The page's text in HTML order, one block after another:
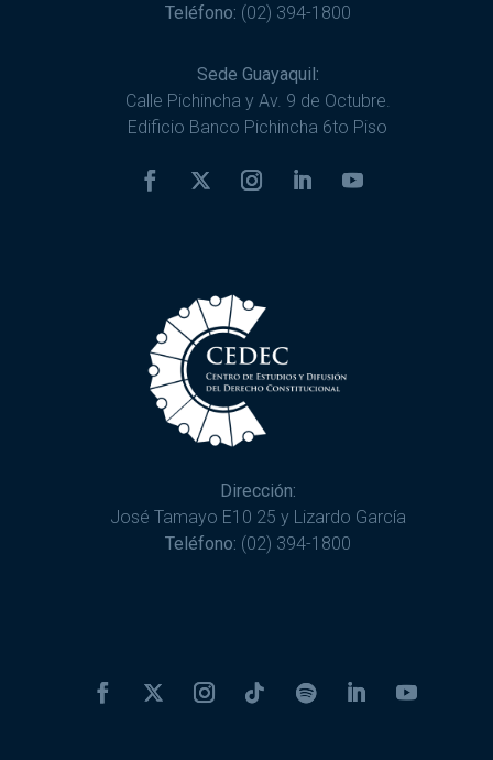
Teléfono: (02) 394-1800
Sede Guayaquil:
Calle Pichincha y Av. 9 de Octubre.
Edificio Banco Pichincha 6to Piso
Dirección:
José Tamayo E10 25 y Lizardo García
Teléfono: (02) 394-1800